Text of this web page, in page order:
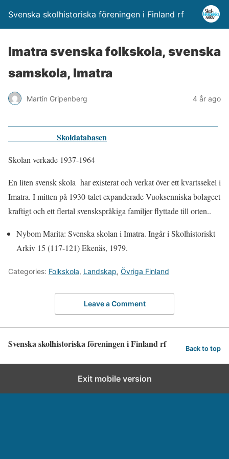
Svenska skolhistoriska föreningen i Finland rf
Imatra svenska folkskola, svenska
samskola, Imatra
Martin Gripenberg 4 år ago
Skoldatabasen
Skolan verkade 1937-1964
En liten svensk skola har existerat och verkat över ett kvartssekel i
Imatra. I mitten på 1930-talet expanderade Vuoksenniska bolageet
kraftigt och ett flertal svenskspråkiga familjer flyttade till orten..
Nybom Marita: Svenska skolan i Imatra. Ingår i Skolhistoriskt
Arkiv 15 (117-121) Ekenäs, 1979.
Categories: Folkskola, Landskap, Övriga Finland
Leave a Comment
Svenska skolhistoriska föreningen i Finland rf Back to top
Exit mobile version